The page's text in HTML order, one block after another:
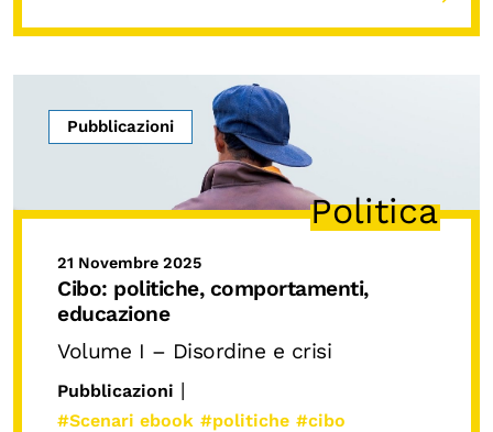
Pubblicazioni
Politica
21 Novembre 2025
Cibo: politiche, comportamenti,
educazione
Volume I – Disordine e crisi
Pubblicazioni |
#Scenari ebook #politiche #cibo